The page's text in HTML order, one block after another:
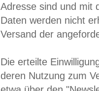
Adresse sind und mit
Daten werden nicht
Versand der
Die erteilte
deren Nutzung zum